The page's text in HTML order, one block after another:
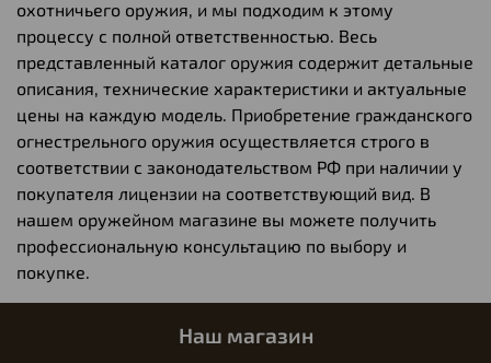
охотничьего оружия, и мы подходим к этому
процессу с полной ответственностью. Весь
представленный каталог оружия содержит детальные
описания, технические характеристики и актуальные
цены на каждую модель. Приобретение гражданского
огнестрельного оружия осуществляется строго в
соответствии с законодательством РФ при наличии у
покупателя лицензии на соответствующий вид. В
нашем оружейном магазине вы можете получить
профессиональную консультацию по выбору и
покупке.
Наш магазин